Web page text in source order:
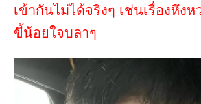
เข้ากันไม่ได้จริงๆ เช่นเรื่องหึง
ขี้น้อยใจบลาๆ